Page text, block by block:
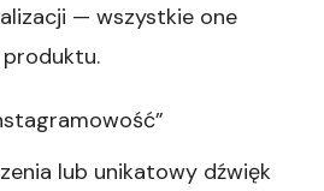
— wszystkie one
lub unikatowy dźwięk